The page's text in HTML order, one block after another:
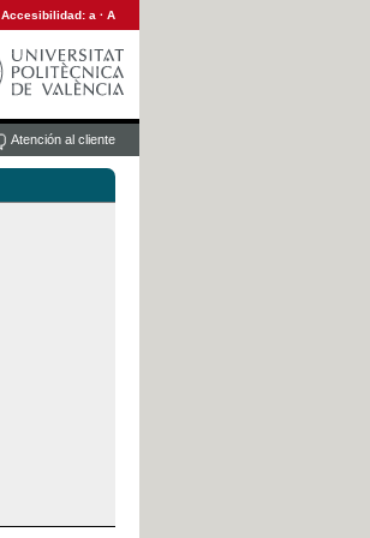
Accesibilidad: a · A
Atención al cliente